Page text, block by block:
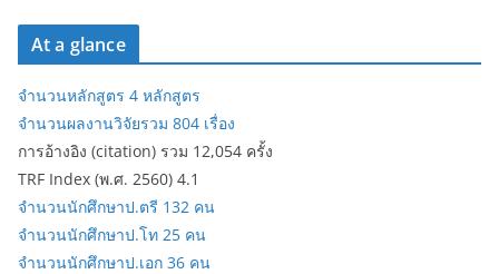
At a glance
จำนวนหลักสูตร 4 หลักสูตร
จำนวนผลงานวิจัยรวม 804 เรื่อง
การอ้างอิง (citation) รวม 12,054 ครั้ง
TRF Index (พ.ศ. 2560) 4.1
จำนวนนักศึกษาป.ตรี 132 คน
จำนวนนักศึกษาป.โท 25 คน
จำนวนนักศึกษาป.เอก 36 คน